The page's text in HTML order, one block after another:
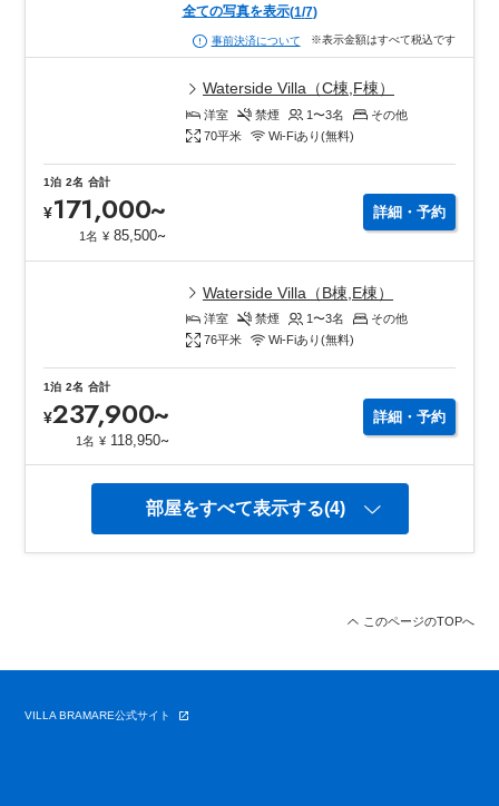
全ての写真を表示(1/7)
事前決済について ※表示金額はすべて税込です
Waterside Villa（C棟,F棟）
洋室 禁煙 1〜3名
その他
70平米 Wi-Fiあり(無料)
1泊 2名 合計
¥171,000~
1名 ¥ 85,500~
詳細・予約
Waterside Villa（B棟,E棟）
洋室 禁煙 1〜3名
その他
76平米 Wi-Fiあり(無料)
1泊 2名 合計
¥237,900~
1名 ¥ 118,950~
詳細・予約
部屋をすべて表示する(4)
このページのTOPへ
VILLA BRAMARE公式サイト